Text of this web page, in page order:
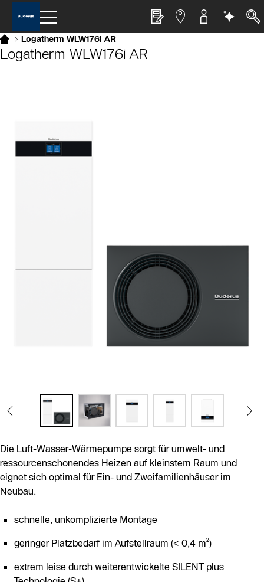
Logatherm WLW176i AR
Logatherm WLW176i AR
Die Luft-Wasser-Wärmepumpe sorgt für umwelt- und
ressourcenschonendes Heizen auf kleinstem Raum und
eignet sich optimal für Ein- und Zweifamilienhäuser im
Neubau.
schnelle, unkomplizierte Montage
geringer Platzbedarf im Aufstellraum (< 0,4 m²)
extrem leise durch weiterentwickelte SILENT plus